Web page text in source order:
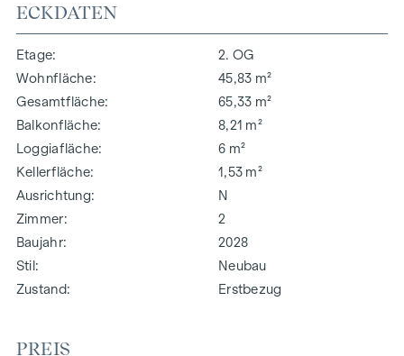
ECKDATEN
Etage
2. OG
Wohnfläche
45,83 m²
Gesamtfläche
65,33 m²
Balkonfläche
8,21 m²
Loggiafläche
6 m²
Kellerfläche
1,53 m²
Ausrichtung
N
Zimmer
2
Baujahr
2028
Stil
Neubau
Zustand
Erstbezug
PREIS